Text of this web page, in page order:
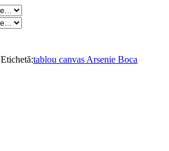
Etichetă:tablou canvas Arsenie Boca